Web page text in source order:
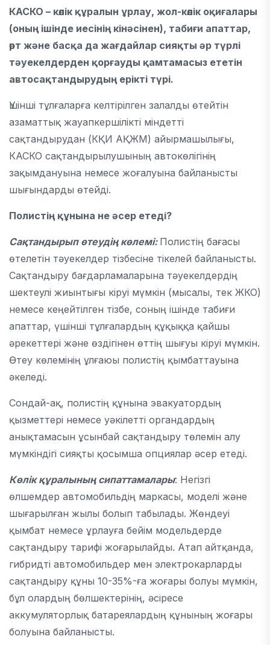
КАСКО – көлік құралын ұрлау, жол-көлік оқиғалары
(оның ішінде иесінің кінәсінен), табиғи апаттар,
өрт және басқа да жағдайлар сияқты әр түрлі
тәуекелдерден қорғауды қамтамасыз ететін
автосақтандырудың ерікті түрі.
Үшінші тұлғаларға келтірілген залалды өтейтін
азаматтық жауапкершілікті міндетті
сақтандырудан (КҚИ АҚЖМ) айырмашылығы,
КАСКО сақтандырылушының автокөлігінің
зақымдануына немесе жоғалуына байланысты
шығындарды өтейді.
Полистің құнына не әсер етеді?
Сақтандырып өтеудің көлемі: Полистің бағасы
өтелетін тәуекелдер тізбесіне тікелей байланысты.
Сақтандыру бағдарламаларына тәуекелдердің
шектеулі жиынтығы кіруі мүмкін (мысалы, тек ЖКО)
немесе кеңейтілген тізбе, соның ішінде табиғи
апаттар, үшінші тұлғалардың құқыққа қайшы
әрекеттері және өздігінен өттің шығуы кіруі мүмкін.
Өтеу көлемінің ұлғаюы полистің қымбаттауына
әкеледі.
Сондай-ақ, полистің құнына эвакуатордың
қызметтері немесе уәкілетті органдардың
анықтамасын ұсынбай сақтандыру төлемін алу
мүмкіндігі сияқты қосымша опциялар әсер етеді.
Көлік құралының сипаттамалары: Негізгі
өлшемдер автомобильдің маркасы, моделі және
шығарылған жылы болып табылады. Жөндеуі
қымбат немесе ұрлауға бейім модельдерде
сақтандыру тарифі жоғарылайды. Атап айтқанда,
гибридті автомобильдер мен электрокарларды
сақтандыру құны 10-35%-ға жоғары болуы мүмкін,
бұл олардың бөлшектерінің, әсіресе
аккумуляторлық батареялардың құнының жоғары
болуына байланысты.